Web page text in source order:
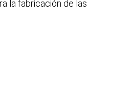
la fabricación de las